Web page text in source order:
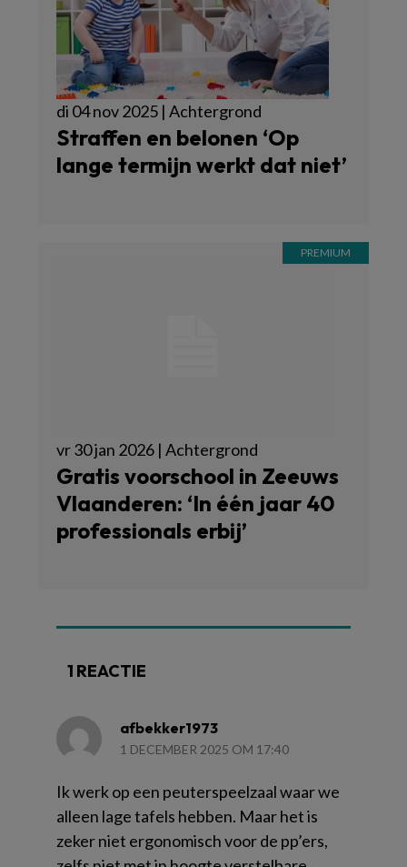
di 04 nov 2025 | Achtergrond
Straffen en belonen ‘Op
lange termijn werkt dat niet’
vr 30 jan 2026 | Achtergrond
Gratis voorschool in Zeeuws
Vlaanderen: ‘In één jaar 40
professionals erbij’
1 REACTIE
afbekker1973
1 DECEMBER 2025 OM 17:40
Ik werk op een peuterspeelzaal waar we
alleen lage tafels hebben. Maar het is
zeker niet ergonomisch voor de pp’ers,